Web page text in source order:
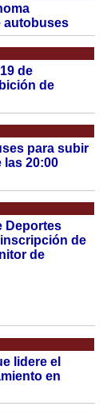
autobuses
de
de
para subir
20:00
Deportes
de
de
lidere el
en